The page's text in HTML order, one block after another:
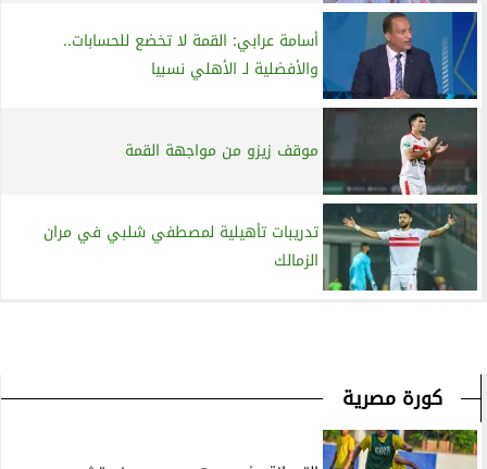
أسامة عرابي: القمة لا تخضع للحسابات..
والأفضلية لـ الأهلي نسبيا
موقف زيزو من مواجهة القمة
تدريبات تأهيلية لمصطفي شلبي في مران
الزمالك
كورة مصرية